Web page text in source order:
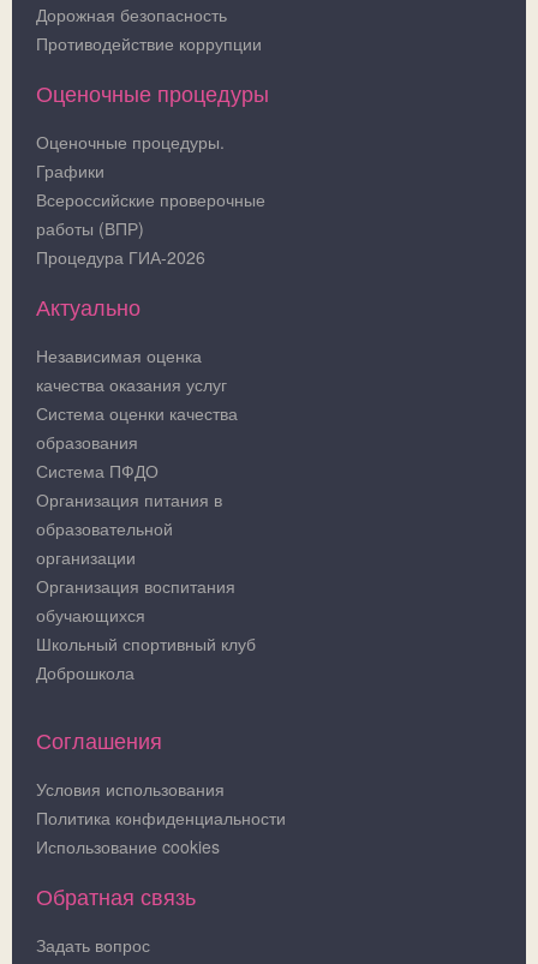
Дорожная безопасность
Противодействие коррупции
Оценочные процедуры
Оценочные процедуры.
Графики
Всероссийские проверочные
работы (ВПР)
Процедура ГИА-2026
Актуально
Независимая оценка
качества оказания услуг
Система оценки качества
образования
Система ПФДО
Организация питания в
образовательной
организации
Организация воспитания
обучающихся
Школьный спортивный клуб
Доброшкола
Соглашения
Условия использования
Политика конфиденциальности
Использование cookies
Обратная связь
Задать вопрос